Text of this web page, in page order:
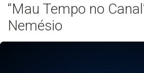
“Mau Tempo no
Nemésio